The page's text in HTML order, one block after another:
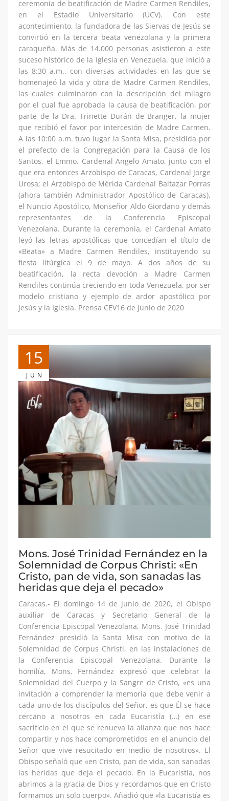
ceremonia de beatificación de Madre Carmen Rendiles,
en el Estadio Universitario (UCV). Con este
acontecimiento, la fundadora de las Siervas de Jesús se
convirtió en la tercera beata venezolana y la primera
caraqueña. Más de 14.000 personas asistieron a este
suceso histórico de la Iglesia en Venezuela, que inició a
las 8:30 a.m., con diversas actividades en las que se
homenajeó la vida y obra de Madre Carmen Rendiles,
las cuales culminaron con la descripción del milagro
por el cual fue aprobada la causa de beatificación, por
parte de la Dra. Trinette Durán de Branger, la mujer
que recibió el favor por intercesión de Madre Carmen.
A las 10:00 a.m. tuvo lugar la Santa Misa, presidida por
el prefecto de la Congregación para la Causa de los
Santos, el Emmo. Cardenal Angelo Amato, junto con el
que era entonces Arzobispo de Caracas, Cardenal Jorge
Urosa; el Arzobispo de Mérida Cardenal Baltazar Porras
(ahora también Administrador Apostólico de Caracas),
el Nuncio Apostólico, Monseñor Aldo Giordano y demás
representantes de la Conferencia Episcopal
Venezolana. Durante la ceremonia, el Cardenal Amato
leyó las letras apostólicas que concedían el título de
«Beata» a Madre Carmen Rendiles, instituyendo su
fiesta litúrgica el 9 de mayo. A dos años de su
beatificación, la recta devoción a Madre Carmen
Rendiles continúa creciendo en toda Venezuela, por ser
modelo cristiano y ejemplo de ardor apostólico por
Jesús y la Iglesia. Prensa CEV16 de junio de 2020
15
JUN
Mons. José Trinidad Fernández en la
Solemnidad de Corpus Christi: «En
Cristo, pan de vida, son sanadas las
heridas que deja el pecado»
Caracas.- El domingo 14 de junio de 2020, el Obispo
auxiliar de Caracas y Secretario General de la
Conferencia Episcopal Venezolana, Mons. José Trinidad
Fernández presidió la Santa Misa con motivo de la
Solemnidad de Corpus Christi, en las instalaciones de
la Conferencia Episcopal Venezolana. Durante la
homilía, Mons. Fernández expresó que celebrar la
Solemnidad del Cuerpo y la Sangre de Cristo, «es una
invitación a comprender la memoria que debe venir a
cada uno de los discípulos del Señor, es que Él se hace
cercano a nosotros en cada Eucaristía (…) en ese
sacrificio en el que se renueva la alianza que nos hace
compartir y nos hace comprometidos en el anuncio del
Señor que vive resucitado en medio de nosotros». El
Obispo señaló que «en Cristo, pan de vida, son sanadas
las heridas que deja el pecado. En la Eucaristía, nos
abrimos a la gracia de Dios y recordamos que en Cristo
formamos un solo cuerpo». Añadió que «la Eucaristía es